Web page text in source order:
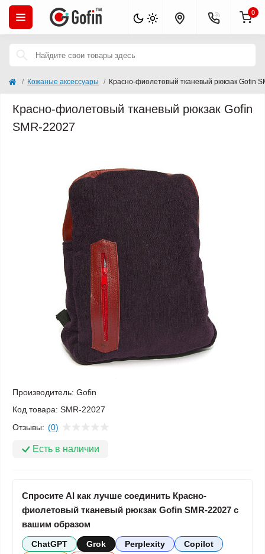
0
Кожаные аксессуары Красно-фиолетовый тканевый рюкзак Gofin
Красно-фиолетовый тканевый рюкзак Gofin
SMR-22027
Производитель: Gofin
Код товара: SMR-22027
Отзывы: (0)
Есть в наличии
Спросите AI как лучше соединить Красно-
фиолетовый тканевый рюкзак Gofin SMR-22027 с
вашим образом
ChatGPT Grok Perplexity
Copilot